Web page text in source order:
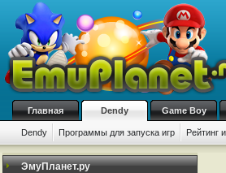
Главная Dendy Game Boy
Dendy Программы для запуска игр Рейтинг
ЭмуПланет.ру